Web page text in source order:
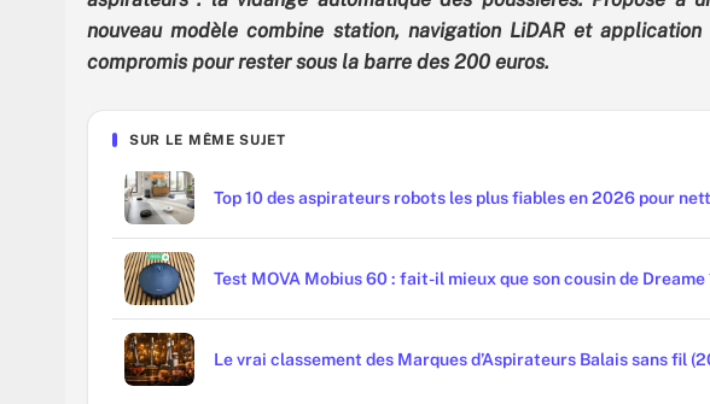
nouveau modèle combine station, navigation LiDAR et
compromis pour rester sous la barre des 200 euros.
SUR LE MÊME SUJET
Top 10 des aspirateurs robots les plus fiables en 2026 pour
Test MOVA Mobius 60 : fait-il mieux que son cousin de Dreame
Le vrai classement des Marques d’Aspirateurs Balais sans fil